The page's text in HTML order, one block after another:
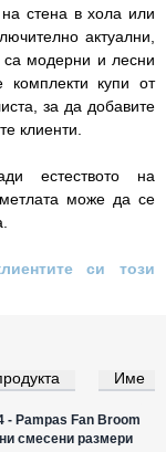
стена в хола или
актуални,
са модерни и лесни
купи от
за да добавите
клиенти.
естеството на
може да се
си този
Име
за цени на едро
- Pampas Fan Broom
смесени размери